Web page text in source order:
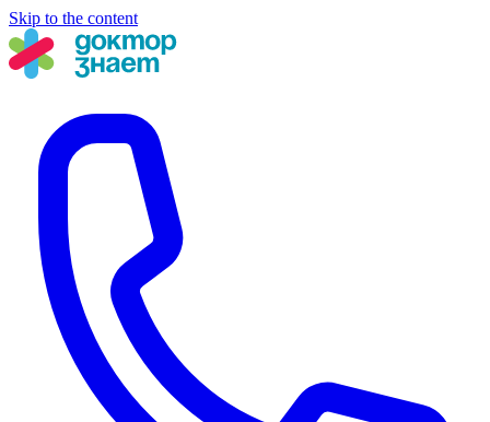
Skip to the content